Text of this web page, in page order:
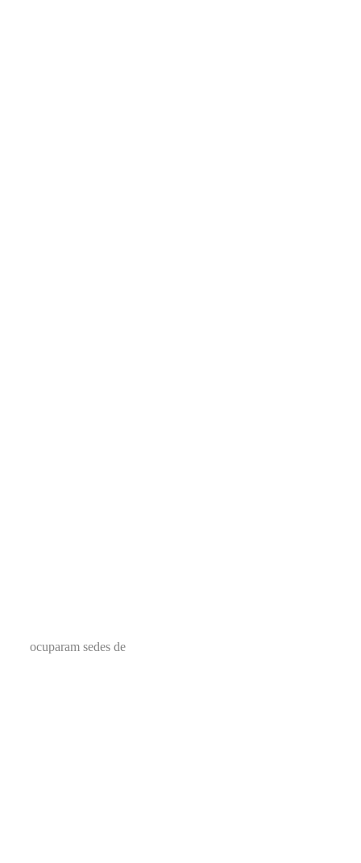
ocuparam sedes de